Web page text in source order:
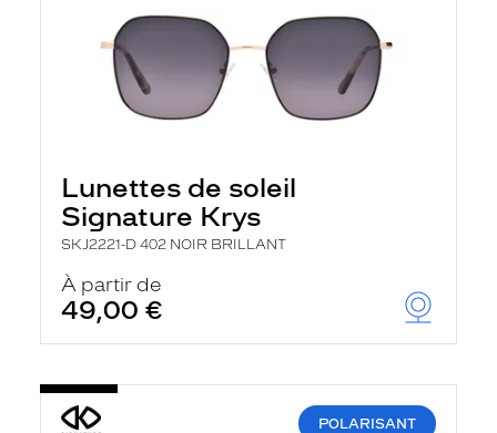
Lunettes de soleil
Signature Krys
SKJ2221-D 402 NOIR BRILLANT
À partir de
49,00 €
POLARISANT